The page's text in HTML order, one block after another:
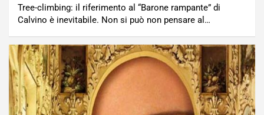
Tree-climbing: il riferimento al “Barone rampante” di
Calvino è inevitabile. Non si può non pensare al…